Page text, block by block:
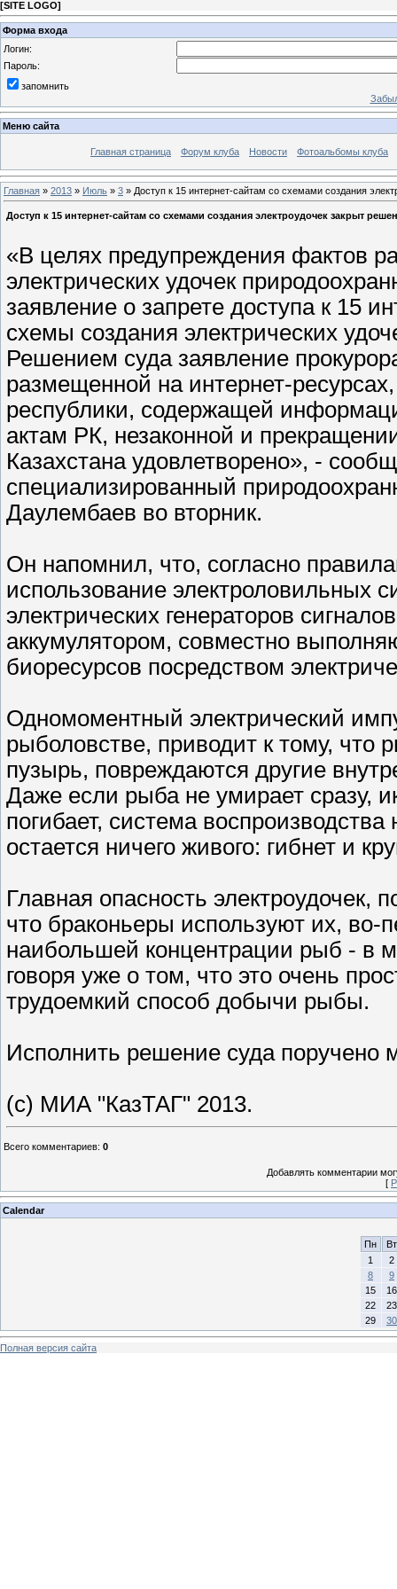
[SITE LOGO]
Форма входа
Логин:
Пароль:
запомнить
Меню сайта
Главная страница Форум клуба Новости Фотоальбомы клуба
Главная » 2013 » Июль » 3 » Доступ к 15 интернет-сайтам со схемами создания
Доступ к 15 интернет-сайтам со схемами создания электроудочек закрыт
«В целях предупреждения фактов
электрических удочек
заявление о запрете доступа к 15
схемы создания электрических
Решением суда заявление
размещенной на интернет-
республики, содержащей
актам РК, незаконной и
Казахстана удовлетворено», -
специализированный
Даулембаев во вторник.
Он напомнил, что, согласно
использование электроловильных
электрических генераторов
аккумулятором, совместно
биоресурсов посредством
Одномоментный электрический
рыболовстве, приводит к тому, что
пузырь, повреждаются другие
Даже если рыба не умирает сразу,
погибает, система
остается ничего живого: гибнет и
Главная опасность электроудочек,
что браконьеры используют их, во-
наибольшей концентрации рыб - в
говоря уже о том, что это очень
трудоемкий способ добычи рыбы.
Исполнить решение суда поручено
(c) МИА "КазТАГ" 2013.
Всего комментариев: 0
Добавлять комментарии
[
Calendar
Пн
Вт
1
2
8
9
15
16
22
23
29
30
Полная версия сайта